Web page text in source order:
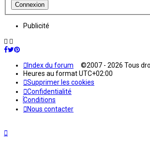
Publicité
Index du forum ©2007 - 2026 Tous
Heures au formatUTC+02:00
Supprimer les cookies
Confidentialité
Conditions
Nous contacter